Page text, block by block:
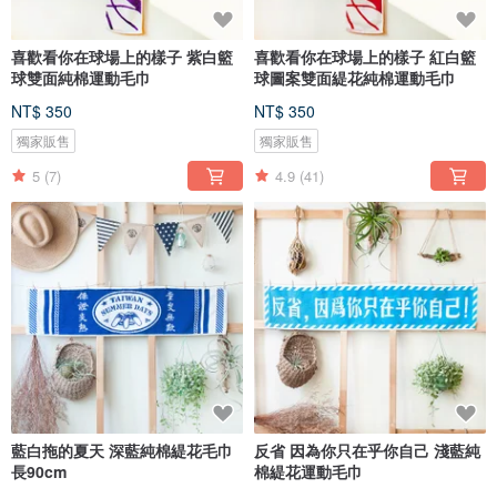
喜歡看你在球場上的樣子 紫白籃
球雙面純棉運動毛巾
NT$ 350
獨家販售
5 (7)
喜歡看你在球場上的樣子 紅白籃
球圖案雙面緹花純棉運動毛巾
NT$ 350
獨家販售
4.9 (41)
藍白拖的夏天 深藍純棉緹花毛巾
長90cm
反省 因為你只在乎你自己 淺藍純
棉緹花運動毛巾